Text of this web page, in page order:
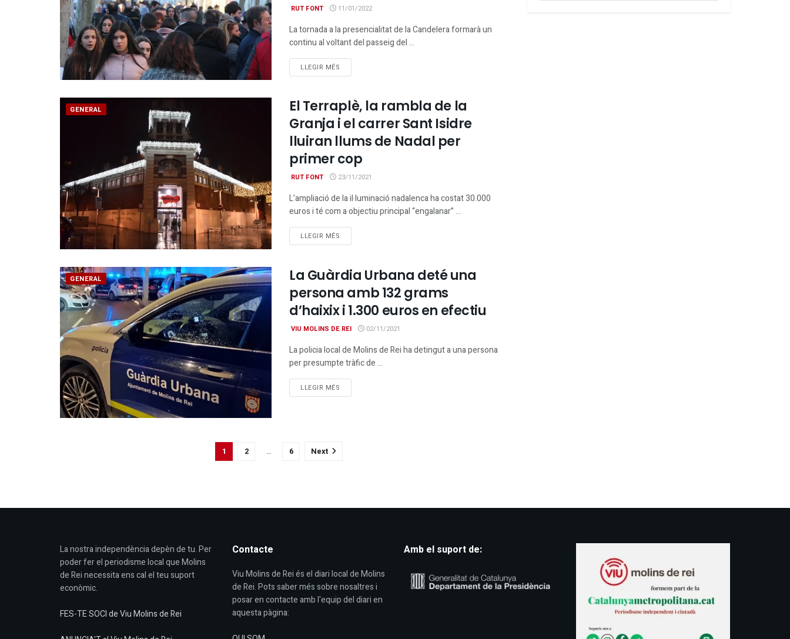
RUT FONT 11/01/2022
La tornada a la presencialitat de la Candelera formarà un
continu al voltant del passeig del ...
LLEGIR MÉS
GENERAL
El Terraplè, la rambla de la
Granja i el carrer Sant Isidre
lluiran llums de Nadal per
primer cop
RUT FONT 23/11/2021
L’ampliació de la il·luminació nadalenca ha costat 30.000
euros i té com a objectiu principal “engalanar” ...
LLEGIR MÉS
GENERAL
La Guàrdia Urbana deté una
persona amb 132 grams
d’haixix i 1.300 euros en efectiu
VIU MOLINS DE REI 02/11/2021
La policia local de Molins de Rei ha detingut a una persona
per presumpte tràfic de ...
LLEGIR MÉS
1 2 … 6 Next
La nostra independència depèn de tu. Per
poder fer el periodisme local que Molins
de Rei necessita ens cal el teu suport
econòmic.
FES-TE SOCI de Viu Molins de Rei
Contacte
Viu Molins de Rei és el diari local de Molins
de Rei. Pots saber més sobre nosaltres i
posar en contacte amb l'equip del diari en
aquesta pàgina:
Amb el suport de: